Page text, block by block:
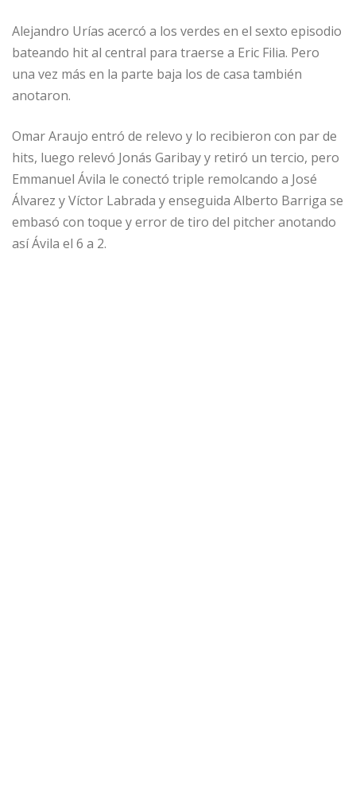
Alejandro Urías acercó a los verdes en el sexto episodio
bateando hit al central para traerse a Eric Filia. Pero
una vez más en la parte baja los de casa también
anotaron.
Omar Araujo entró de relevo y lo recibieron con par de
hits, luego relevó Jonás Garibay y retiró un tercio, pero
Emmanuel Ávila le conectó triple remolcando a José
Álvarez y Víctor Labrada y enseguida Alberto Barriga se
embasó con toque y error de tiro del pitcher anotando
así Ávila el 6 a 2.